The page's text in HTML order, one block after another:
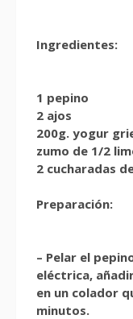
Ingredientes:
1 pepino
2 ajos
200g. yogur
zumo de 1/2
2 cucharadas
Preparación:
– Pelar el
eléctrica,
en un colador
minutos.